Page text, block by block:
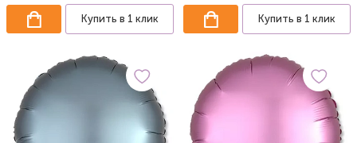
Купить в 1 клик Купить в 1 клик